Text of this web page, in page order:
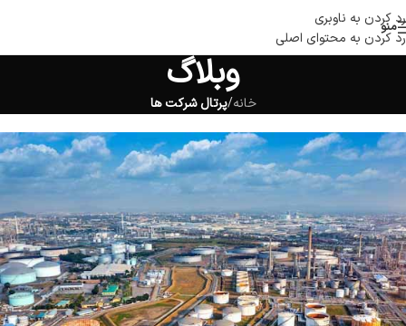
رد کردن به ناوبری
رد کردن به محتوای اصلی
منو
وبلاگ
خانه/پرتال شرکت ها